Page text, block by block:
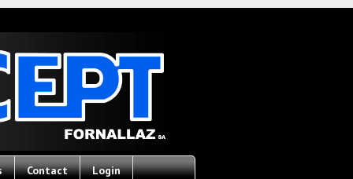
Contact Login